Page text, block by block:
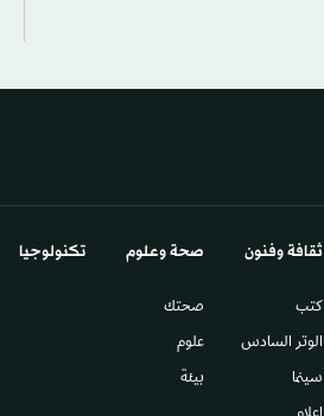
ثقافة وفنون
كتب
الوتر السادس​
سينما
صحة وعلوم
صحتك
علوم
بيئة
تكنولوجيا